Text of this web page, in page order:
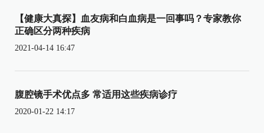
【健康大真探】血友病和白血病是一回事吗？专家教你
正确区分两种疾病
2021-04-14 16:47
腹腔镜手术优点多 常适用这些疾病诊疗
2020-01-22 14:17